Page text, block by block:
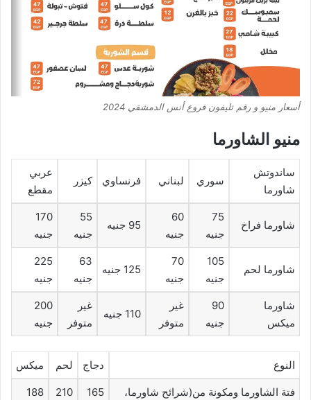
أسعار منيو و رقم تليفون فروع أنس الدمشقي 2024
منيو الشاورما
ساندوتش
شاورما
سوري لبناني فرنساوي كيزر
عربي
مقطع
شاورما فراخ
75
جنيه
60
جنيه
95 جنيه
55
جنيه
170
جنيه
شاورما لحم
105
جنيه
70
جنيه
125 جنيه
63
جنيه
225
جنيه
شاورما
ميكس
90
جنيه
غير
متوفر
110 جنيه
غير
متوفر
200
جنيه
النوع دجاج لحم ميكس
فتة الشاورما ومكونة من(شرائح شاورما،
165
210
188